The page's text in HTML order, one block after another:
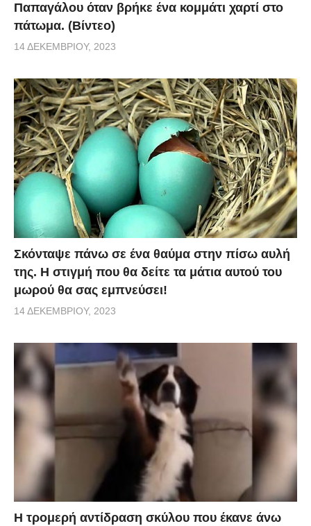
Παπαγάλου όταν βρήκε ένα κομμάτι χαρτί στο
πάτωμα. (Βίντεο)
14 ΔΕΚΕΜΒΡΊΟΥ, 2023
Σκόνταψε πάνω σε ένα θαύμα στην πίσω αυλή
της. Η στιγμή που θα δείτε τα μάτια αυτού του
μωρού θα σας εμπνεύσει!
14 ΔΕΚΕΜΒΡΊΟΥ, 2023
Η τρομερή αντίδραση σκύλου που έκανε άνω